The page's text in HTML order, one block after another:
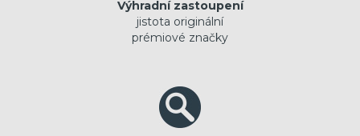
Výhradní zastoupení
jistota originální
prémiové značky